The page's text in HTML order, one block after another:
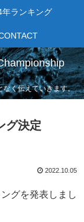
なく伝えていきます。
年ランキング
グ決定
2022.10.05
グを発表しまし